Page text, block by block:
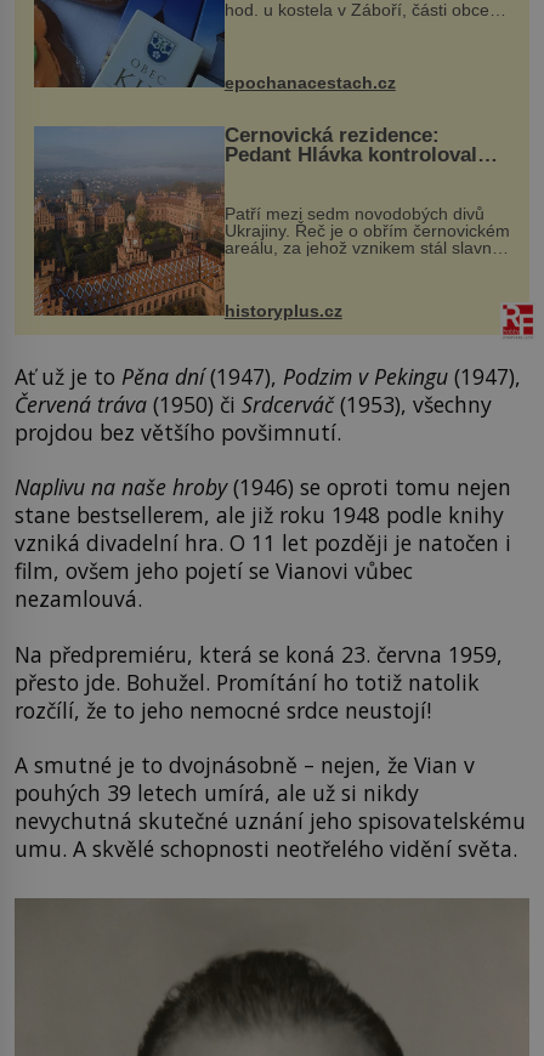
hod. u kostela v Záboří, části obce
Kly u Mělníka. V programu naleznete
komentovanou prohlídku kostela,
epochanacestach.cz
Černovická rezidence:
Pedant Hlávka kontroloval
Patří mezi sedm novodobých divů
Ukrajiny. Řeč je o obřím černovickém
areálu, za jehož vznikem stál slavný
český architekt Josef Hlávka. Ten si
na něm dal mimořádně záležet. Jeho
stavební plány by při ...
historyplus.cz
Ať už je to Pěna dní(1947), Podzim v Pekingu (1947),
Červená tráva (1950) či Srdcerváč(1953), všechny
projdou bez většího povšimnutí.
Naplivu na naše hroby(1946) se oproti tomu nejen
stane bestsellerem, ale již roku 1948 podle knihy
vzniká divadelní hra. O 11 let později je natočen i
film, ovšem jeho pojetí se Vianovi vůbec
nezamlouvá.
Na předpremiéru, která se koná 23. června 1959,
přesto jde. Bohužel. Promítání ho totiž natolik
rozčílí, že to jeho nemocné srdce neustojí!
A smutné je to dvojnásobně – nejen, že Vian v
pouhých 39 letech umírá, ale už si nikdy
nevychutná skutečné uznání jeho spisovatelskému
umu. A skvělé schopnosti neotřelého vidění světa.